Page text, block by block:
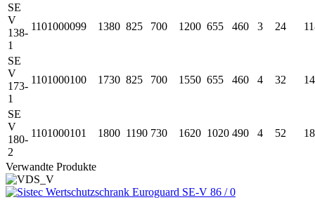
SE
V
138-
1
1101000099 1380 825 700 1200 655 460 3 24
SE
V
173-
1
1101000100 1730 825 700 1550 655 460 4 32
SE
V
180-
2
1101000101 1800 1190 730 1620 1020 490 4 52
Verwandte Produkte